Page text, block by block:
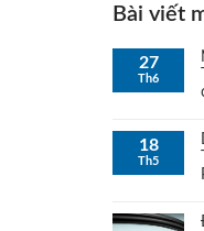
Bộ PJM
Bộ TJM
Bơm
Bóng đèn
Bài viết
27
Th6
18
Th5